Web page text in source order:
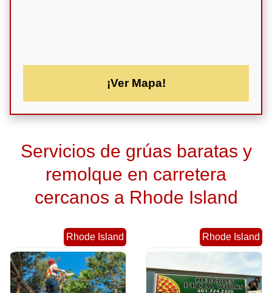
¡Ver Mapa!
Servicios de grúas baratas y
remolque en carretera
cercanos a Rhode Island
Rhode Island Rhode Island